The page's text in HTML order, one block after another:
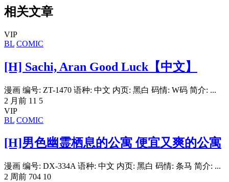
相关文章
VIP
BL COMIC
[H] Sachi, Aran Good Luck【中文】
漫画 编号: ZT-1470 语种: 中文 内页: 黑白 码情: W码 简介: ...
2 月前 11 5
VIP
BL COMIC
[H]男色幽霊栖息的公寓 便宜又爽的公寓
漫画 编号: DX-334A 语种: 中文 内页: 黑白 码情: 条马 简介: ...
2 周前 704 10